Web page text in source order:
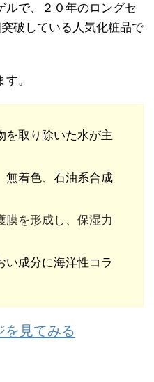
ルで、２０年のロングセ
破している人気化粧品で
。
を取り除いた水が主
無着色、石油系合成
膜を形成し、保湿力
い成分に海洋性コラ
を見てみる